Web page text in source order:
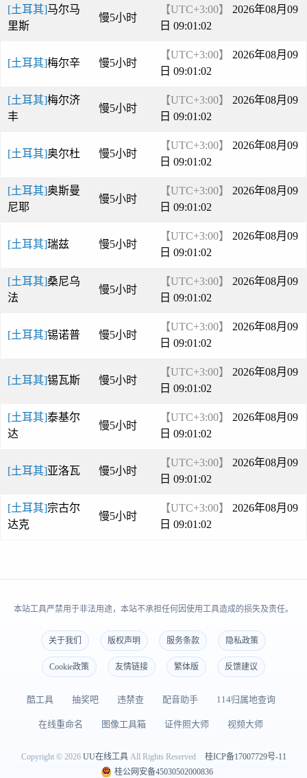
[土耳其]马尔马
里斯
慢5小时
【UTC+3:00】
2026年08月09
日 09:01:02
[土耳其]梅尔辛 慢5小时
【UTC+3:00】
2026年08月09
日 09:01:02
[土耳其]梅尔济
丰
慢5小时
【UTC+3:00】
2026年08月09
日 09:01:02
[土耳其]奥尔杜 慢5小时
【UTC+3:00】
2026年08月09
日 09:01:02
[土耳其]奥斯曼
尼耶
慢5小时
【UTC+3:00】
2026年08月09
日 09:01:02
[土耳其]瑞兹 慢5小时
【UTC+3:00】
2026年08月09
日 09:01:02
[土耳其]桑尼乌
法
慢5小时
【UTC+3:00】
2026年08月09
日 09:01:02
[土耳其]锡诺普 慢5小时
【UTC+3:00】
2026年08月09
日 09:01:02
[土耳其]锡瓦斯 慢5小时
【UTC+3:00】
2026年08月09
日 09:01:02
[土耳其]泰基尔
达
慢5小时
【UTC+3:00】
2026年08月09
日 09:01:02
[土耳其]亚洛瓦 慢5小时
【UTC+3:00】
2026年08月09
日 09:01:02
[土耳其]宗古尔
达克
慢5小时
【UTC+3:00】
2026年08月09
日 09:01:02
本站工具严禁用于非法用途，本站不承担任何因使用工具造成的损失及责任。
关于我们 版权声明 服务条款 隐私政策
Cookie政策 友情链接 繁体版 反馈建议
酷工具 抽奖吧 违禁查 配音助手 114归属地查询
在线重命名 图像工具箱 证件照大师 视频大师
Copyright © 2026 UU在线工具All Rights Reserved
桂ICP备17007729号-11
桂公网安备45030502000836